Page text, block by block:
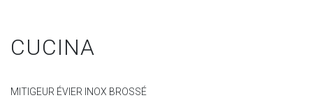
CUCINA
MITIGEUR ÉVIER INOX BROSSÉ